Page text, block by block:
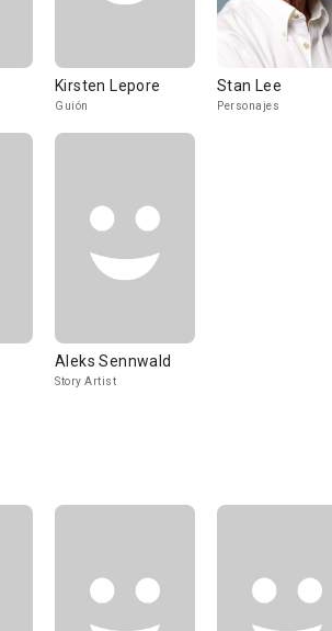
Kirsten Lepore
Guión
Stan Lee
Personajes
Aleks Sennwald
Story Artist